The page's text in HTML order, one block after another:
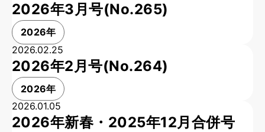
2026年3月号(No.265)
2026年
2026.02.25
2026年2月号(No.264)
2026年
2026.01.05
2026年新春・2025年12月合併号